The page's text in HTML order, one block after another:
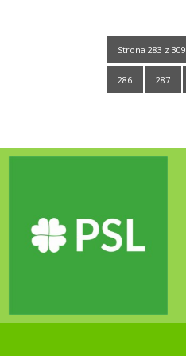
Strona 283 z 309
286 287